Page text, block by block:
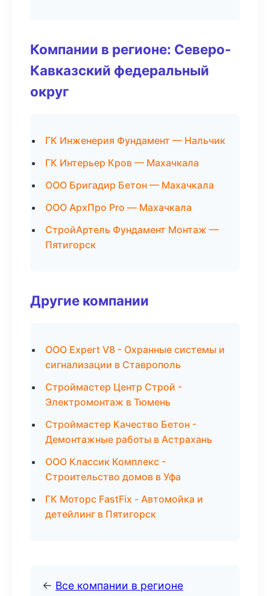
Компании в регионе: Северо-
Кавказский федеральный
округ
ГК Инженерия Фундамент — Нальчик
ГК Интерьер Кров — Махачкала
ООО Бригадир Бетон — Махачкала
ООО АрхПро Pro — Махачкала
СтройАртель Фундамент Монтаж —
Пятигорск
Другие компании
ООО Expert V8 - Охранные системы и
сигнализации в Ставрополь
Строймастер Центр Строй -
Электромонтаж в Тюмень
Строймастер Качество Бетон -
Демонтажные работы в Астрахань
ООО Классик Комплекс -
Строительство домов в Уфа
ГК Моторс FastFix - Автомойка и
детейлинг в Пятигорск
← Все компании в регионе